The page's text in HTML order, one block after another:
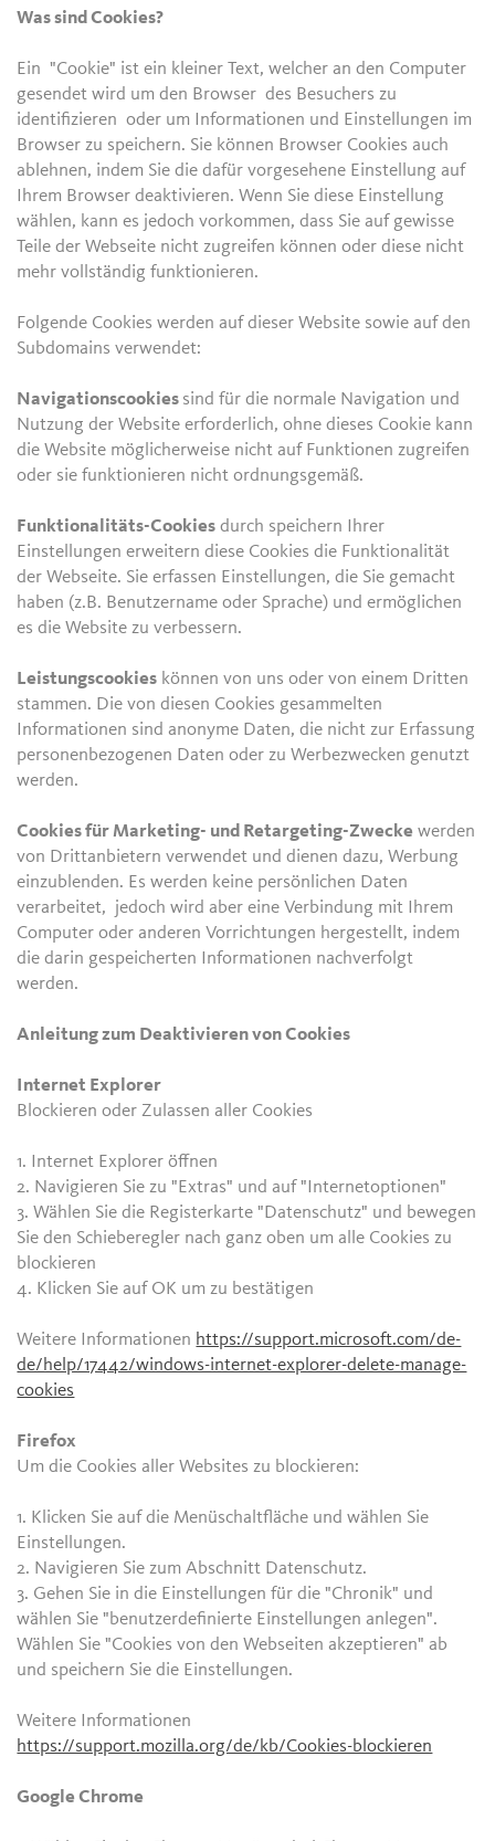
Was sind Cookies?
Ein "Cookie" ist ein kleiner Text, welcher an den Computer
gesendet wird um den Browser des Besuchers zu
identifizieren oder um Informationen und Einstellungen im
Browser zu speichern. Sie können Browser Cookies auch
ablehnen, indem Sie die dafür vorgesehene Einstellung auf
Ihrem Browser deaktivieren. Wenn Sie diese Einstellung
wählen, kann es jedoch vorkommen, dass Sie auf gewisse
Teile der Webseite nicht zugreifen können oder diese nicht
mehr vollständig funktionieren.
Folgende Cookies werden auf dieser Website sowie auf den
Subdomains verwendet:
Navigationscookies sind für die normale Navigation und
Nutzung der Website erforderlich, ohne dieses Cookie kann
die Website möglicherweise nicht auf Funktionen zugreifen
oder sie funktionieren nicht ordnungsgemäß.
Funktionalitäts-Cookies durch speichern Ihrer
Einstellungen erweitern diese Cookies die Funktionalität
der Webseite. Sie erfassen Einstellungen, die Sie gemacht
haben (z.B. Benutzername oder Sprache) und ermöglichen
es die Website zu verbessern.
Leistungscookies können von uns oder von einem Dritten
stammen. Die von diesen Cookies gesammelten
Informationen sind anonyme Daten, die nicht zur Erfassung
personenbezogenen Daten oder zu Werbezwecken genutzt
werden.
Cookies für Marketing- und Retargeting-Zwecke werden
von Drittanbietern verwendet und dienen dazu, Werbung
einzublenden. Es werden keine persönlichen Daten
verarbeitet, jedoch wird aber eine Verbindung mit Ihrem
Computer oder anderen Vorrichtungen hergestellt, indem
die darin gespeicherten Informationen nachverfolgt
werden.
Anleitung zum Deaktivieren von Cookies
Internet Explorer
Blockieren oder Zulassen aller Cookies
1. Internet Explorer öffnen
2. Navigieren Sie zu "Extras" und auf "Internetoptionen"
3. Wählen Sie die Registerkarte "Datenschutz" und bewegen
Sie den Schieberegler nach ganz oben um alle Cookies zu
blockieren
4. Klicken Sie auf OK um zu bestätigen
Weitere Informationen https://support.microsoft.com/de-
de/help/17442/windows-internet-explorer-delete-manage-
cookies
Firefox
Um die Cookies aller Websites zu blockieren:
1. Klicken Sie auf die Menüschaltfläche und wählen Sie
Einstellungen.
2. Navigieren Sie zum Abschnitt Datenschutz.
3. Gehen Sie in die Einstellungen für die "Chronik" und
wählen Sie "benutzerdefinierte Einstellungen anlegen".
Wählen Sie "Cookies von den Webseiten akzeptieren" ab
und speichern Sie die Einstellungen.
Weitere Informationen
https://support.mozilla.org/de/kb/Cookies-blockieren
Google Chrome